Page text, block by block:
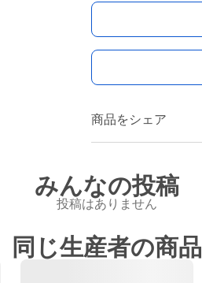
商品をシェア
みんなの投稿
投稿はありません
同じ生産者の商品